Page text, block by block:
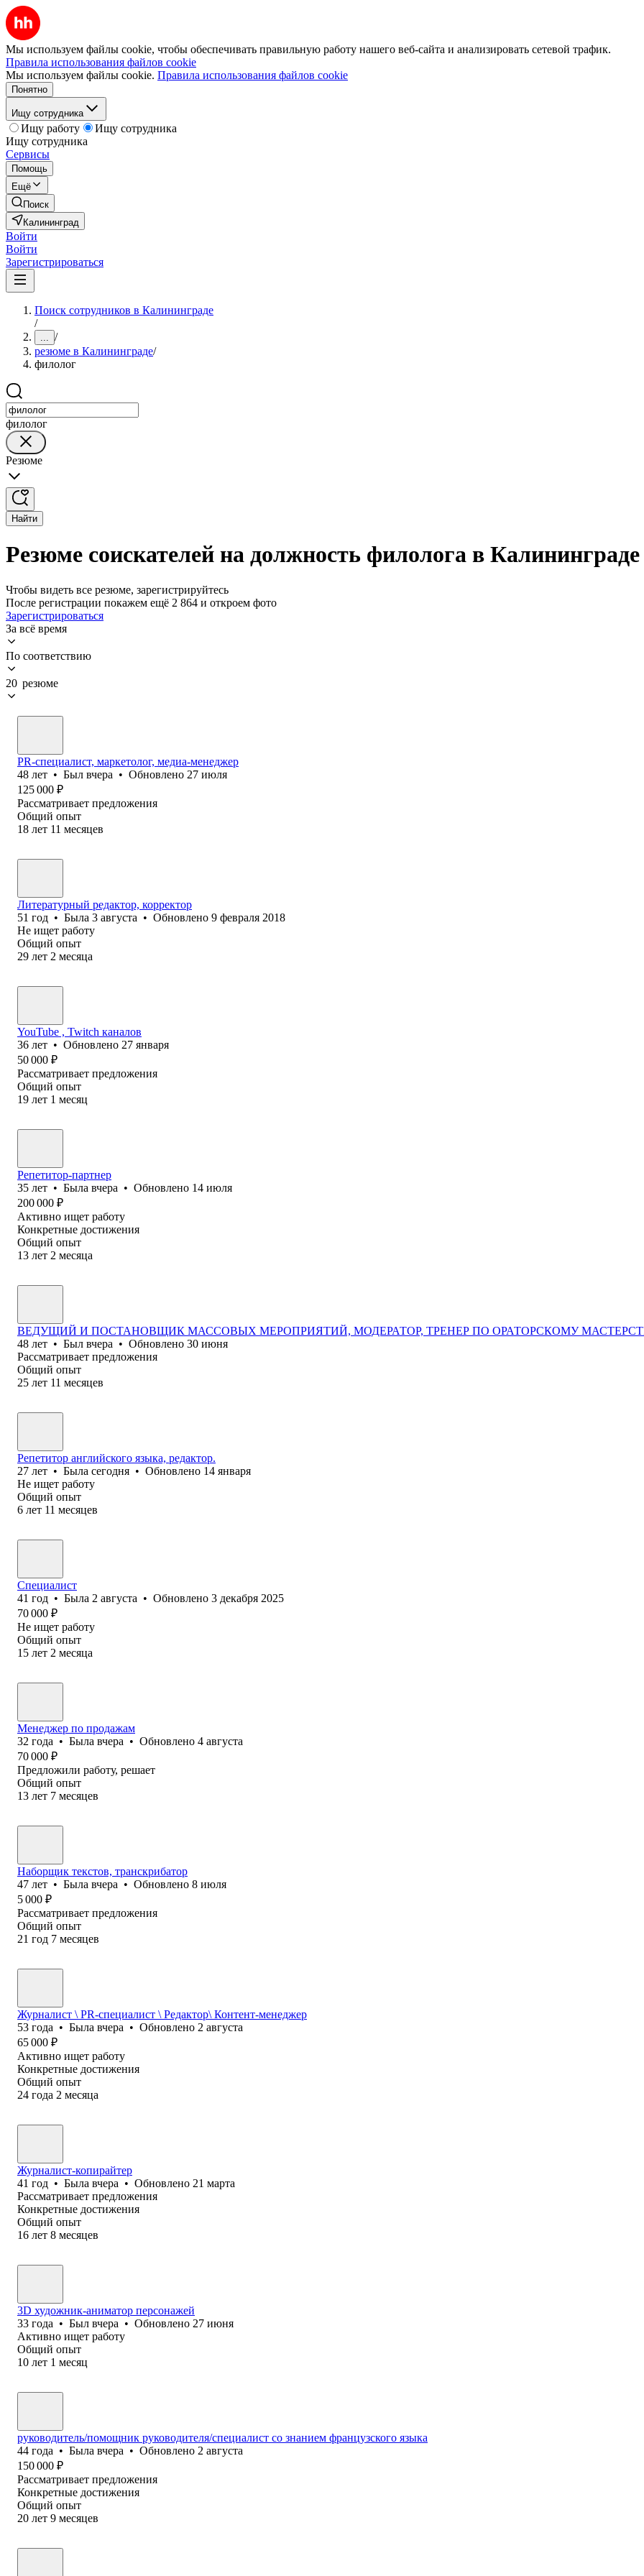
Мы используем файлы cookie, чтобы обеспечивать правильную работу нашего веб-сайта и анализировать сетевой трафик.
Правила использования файлов cookie
Мы используем файлы cookie. Правила использования файлов cookie
Понятно
Ищу сотрудника
Ищу работу
Ищу сотрудника
Ищу сотрудника
Сервисы
Помощь
Ещё
Поиск
Калининград
Войти
Войти
Зарегистрироваться
Поиск сотрудников в Калининграде
/
... /
резюме в Калининграде/
филолог
филолог
Резюме
Найти
Резюме соискателей на должность филолога в Калининграде
Чтобы видеть все резюме, зарегистрируйтесь
После регистрации покажем ещё 2 864 и откроем фото
Зарегистрироваться
За всё время
По соответствию
20 резюме
PR-специалист, маркетолог, медиа-менеджер
48 лет • Был вчера • Обновлено 27 июля
125 000 ₽
Рассматривает предложения
Общий опыт
18 лет 11 месяцев
Литературный редактор, корректор
51 год • Была 3 августа • Обновлено 9 февраля 2018
Не ищет работу
Общий опыт
29 лет 2 месяца
YouTube , Twitch каналов
36 лет • Обновлено 27 января
50 000 ₽
Рассматривает предложения
Общий опыт
19 лет 1 месяц
Репетитор-партнер
35 лет • Была вчера • Обновлено 14 июля
200 000 ₽
Активно ищет работу
Конкретные достижения
Общий опыт
13 лет 2 месяца
ВЕДУЩИЙ И ПОСТАНОВЩИК МАССОВЫХ МЕРОПРИЯТИЙ, МОДЕРАТОР, ТРЕНЕР ПО ОРАТОРСКОМУ
48 лет • Был вчера • Обновлено 30 июня
Рассматривает предложения
Общий опыт
25 лет 11 месяцев
Репетитор английского языка, редактор.
27 лет • Была сегодня • Обновлено 14 января
Не ищет работу
Общий опыт
6 лет 11 месяцев
Специалист
41 год • Была 2 августа • Обновлено 3 декабря 2025
70 000 ₽
Не ищет работу
Общий опыт
15 лет 2 месяца
Менеджер по продажам
32 года • Была вчера • Обновлено 4 августа
70 000 ₽
Предложили работу, решает
Общий опыт
13 лет 7 месяцев
Наборщик текстов, транскрибатор
47 лет • Была вчера • Обновлено 8 июля
5 000 ₽
Рассматривает предложения
Общий опыт
21 год 7 месяцев
Журналист \ PR-специалист \ Редактор\ Контент-менеджер
53 года • Была вчера • Обновлено 2 августа
65 000 ₽
Активно ищет работу
Конкретные достижения
Общий опыт
24 года 2 месяца
Журналист-копирайтер
41 год • Была вчера • Обновлено 21 марта
Рассматривает предложения
Конкретные достижения
Общий опыт
16 лет 8 месяцев
3D художник-аниматор персонажей
33 года • Был вчера • Обновлено 27 июня
Активно ищет работу
Общий опыт
10 лет 1 месяц
руководитель/помощник руководителя/специалист со знанием французского языка
44 года • Была вчера • Обновлено 2 августа
150 000 ₽
Рассматривает предложения
Конкретные достижения
Общий опыт
20 лет 9 месяцев